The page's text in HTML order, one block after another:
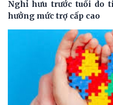
Nghỉ hưu trước tuổi do
hưởng mức trợ cấp cao